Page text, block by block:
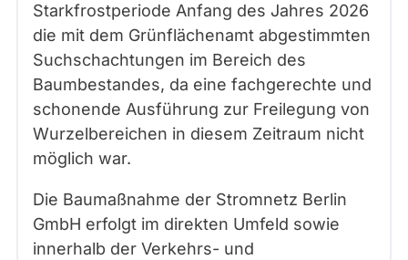
Starkfrostperiode Anfang des Jahres 2026
die mit dem Grünflächenamt abgestimmten
Suchschachtungen im Bereich des
Baumbestandes, da eine fachgerechte und
schonende Ausführung zur Freilegung von
Wurzelbereichen in diesem Zeitraum nicht
möglich war.
Die Baumaßnahme der Stromnetz Berlin
GmbH erfolgt im direkten Umfeld sowie
innerhalb der Verkehrs- und